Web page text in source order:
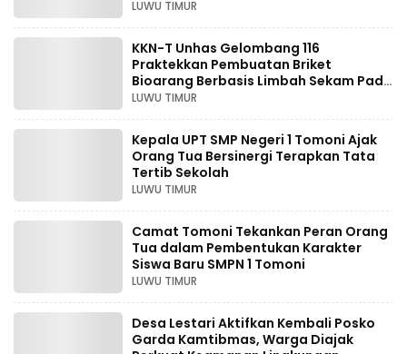
LUWU TIMUR
KKN-T Unhas Gelombang 116
Praktekkan Pembuatan Briket
Bioarang Berbasis Limbah Sekam Padi
di Wasuponda Lutim
LUWU TIMUR
Kepala UPT SMP Negeri 1 Tomoni Ajak
Orang Tua Bersinergi Terapkan Tata
Tertib Sekolah
LUWU TIMUR
Camat Tomoni Tekankan Peran Orang
Tua dalam Pembentukan Karakter
Siswa Baru SMPN 1 Tomoni
LUWU TIMUR
Desa Lestari Aktifkan Kembali Posko
Garda Kamtibmas, Warga Diajak